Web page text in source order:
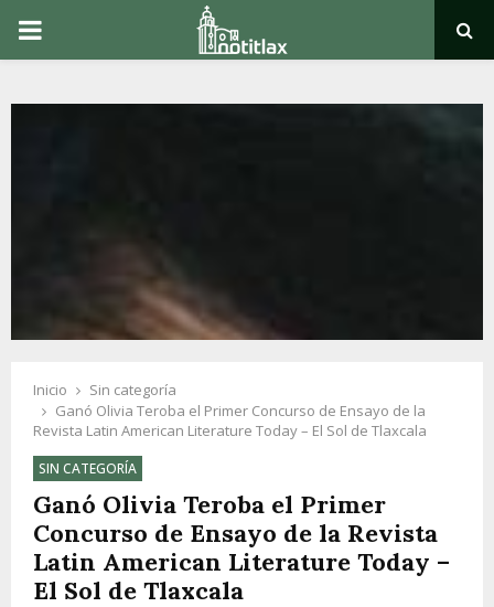
PRIMARY
Inicio
Sin categoría
Ganó Olivia Teroba el Primer Concurso de Ensayo de la
Revista Latin American Literature Today – El Sol de Tlaxcala
SIN CATEGORÍA
Ganó Olivia Teroba el Primer
Concurso de Ensayo de la Revista
Latin American Literature Today –
El Sol de Tlaxcala